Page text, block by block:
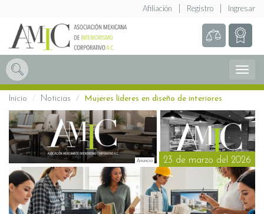
Ingresar
Registro
Afiliación
Menú
Inicio Noticias Mujeres líderes en diseño de interiores
23 de marzo del 2026